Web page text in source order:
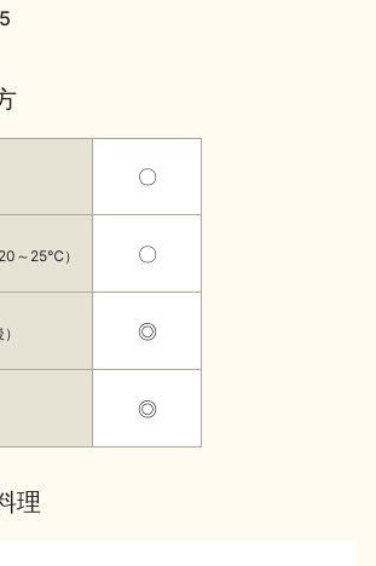
ント情報
新商品・おすすめ商品
～25℃）
〇
〇
◎
◎
理